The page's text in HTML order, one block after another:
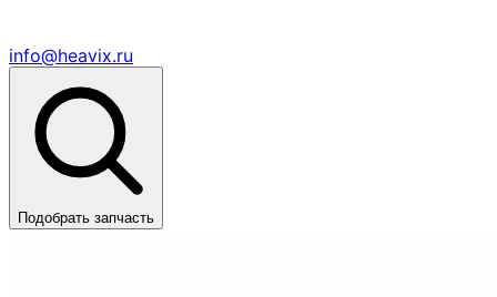
info@heavix.ru
Подобрать запчасть